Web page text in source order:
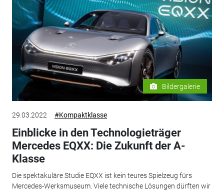
Bildergalerie
29.03.2022 #Kompaktklasse
Einblicke in den Technologieträger
Mercedes EQXX: Die Zukunft der A-
Klasse
Die spektakuläre Studie EQXX ist kein teures Spielzeug fürs
Mercedes-Werksmuseum. Viele technische Lösungen dürften wir